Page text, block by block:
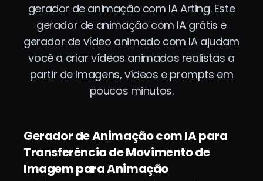
gerador de animação com IA Arting. Este
gerador de animação com IA grátis e
gerador de vídeo animado com IA ajudam
você a criar vídeos animados realistas a
partir de imagens, vídeos e prompts em
poucos minutos.
Gerador de Animação com IA para
Transferência de Movimento de
Imagem para Animação